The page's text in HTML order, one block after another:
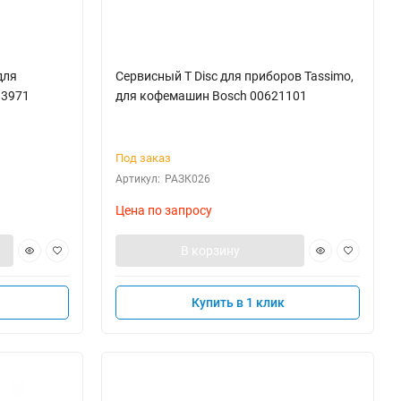
Cервисный T Disc для приборов Tassimo,
для кофемашин Bosch 00621101
Под заказ
Артикул: РАЗК026
Цена по запросу
В корзину
Купить в 1 клик